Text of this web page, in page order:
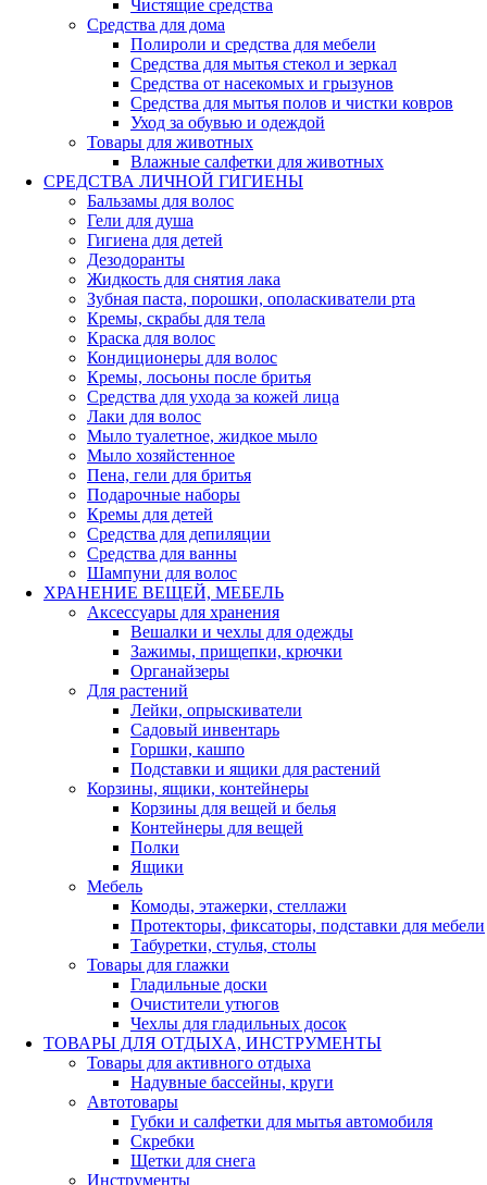
Чистящие средства
Средства для дома
Полироли и средства для мебели
Средства для мытья стекол и зеркал
Средства от насекомых и грызунов
Средства для мытья полов и чистки ковров
Уход за обувью и одеждой
Товары для животных
Влажные салфетки для животных
СРЕДСТВА ЛИЧНОЙ ГИГИЕНЫ
Бальзамы для волос
Гели для душа
Гигиена для детей
Дезодоранты
Жидкость для снятия лака
Зубная паста, порошки, ополаскиватели рта
Кремы, скрабы для тела
Краска для волос
Кондиционеры для волос
Кремы, лосьоны после бритья
Средства для ухода за кожей лица
Лаки для волос
Мыло туалетное, жидкое мыло
Мыло хозяйстенное
Пена, гели для бритья
Подарочные наборы
Кремы для детей
Средства для депиляции
Средства для ванны
Шампуни для волос
ХРАНЕНИЕ ВЕЩЕЙ, МЕБЕЛЬ
Аксессуары для хранения
Вешалки и чехлы для одежды
Зажимы, прищепки, крючки
Органайзеры
Для растений
Лейки, опрыскиватели
Садовый инвентарь
Горшки, кашпо
Подставки и ящики для растений
Корзины, ящики, контейнеры
Корзины для вещей и белья
Контейнеры для вещей
Полки
Ящики
Мебель
Комоды, этажерки, стеллажи
Протекторы, фиксаторы, подставки для мебели
Табуретки, стулья, столы
Товары для глажки
Гладильные доски
Очистители утюгов
Чехлы для гладильных досок
ТОВАРЫ ДЛЯ ОТДЫХА, ИНСТРУМЕНТЫ
Товары для активного отдыха
Надувные бассейны, круги
Автотовары
Губки и салфетки для мытья автомобиля
Скребки
Щетки для снега
Инструменты